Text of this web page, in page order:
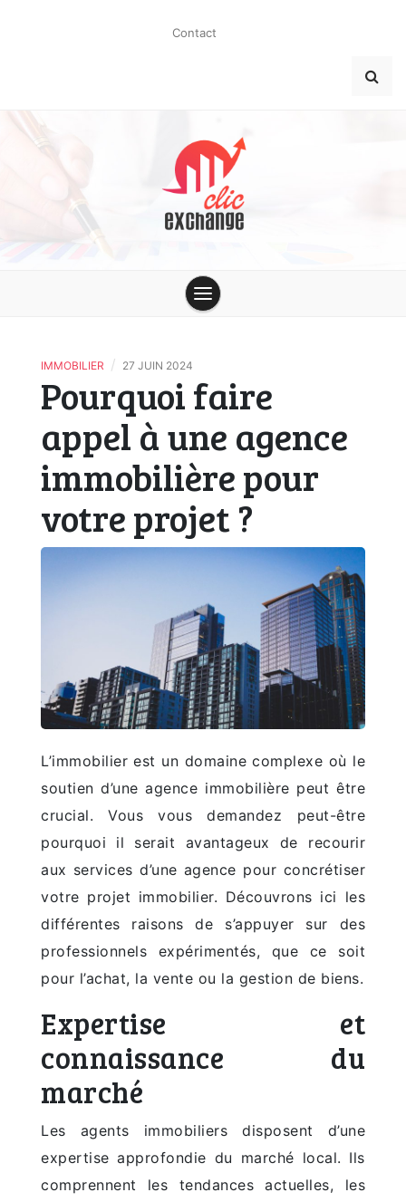
Contact
clic-
IMMOBILIER / 27 JUIN 2024
Pourquoi faire
appel à une agence
immobilière pour
votre projet ?
L’immobilier est un domaine complexe où le
soutien d’une agence immobilière peut être
crucial. Vous vous demandez peut-être
pourquoi il serait avantageux de recourir
aux services d’une agence pour concrétiser
votre projet immobilier. Découvrons ici les
différentes raisons de s’appuyer sur des
professionnels expérimentés, que ce soit
pour l’achat, la vente ou la gestion de biens.
Expertise et
connaissance du
marché
Les agents immobiliers disposent d’une
expertise approfondie du marché local. Ils
comprennent les tendances actuelles, les